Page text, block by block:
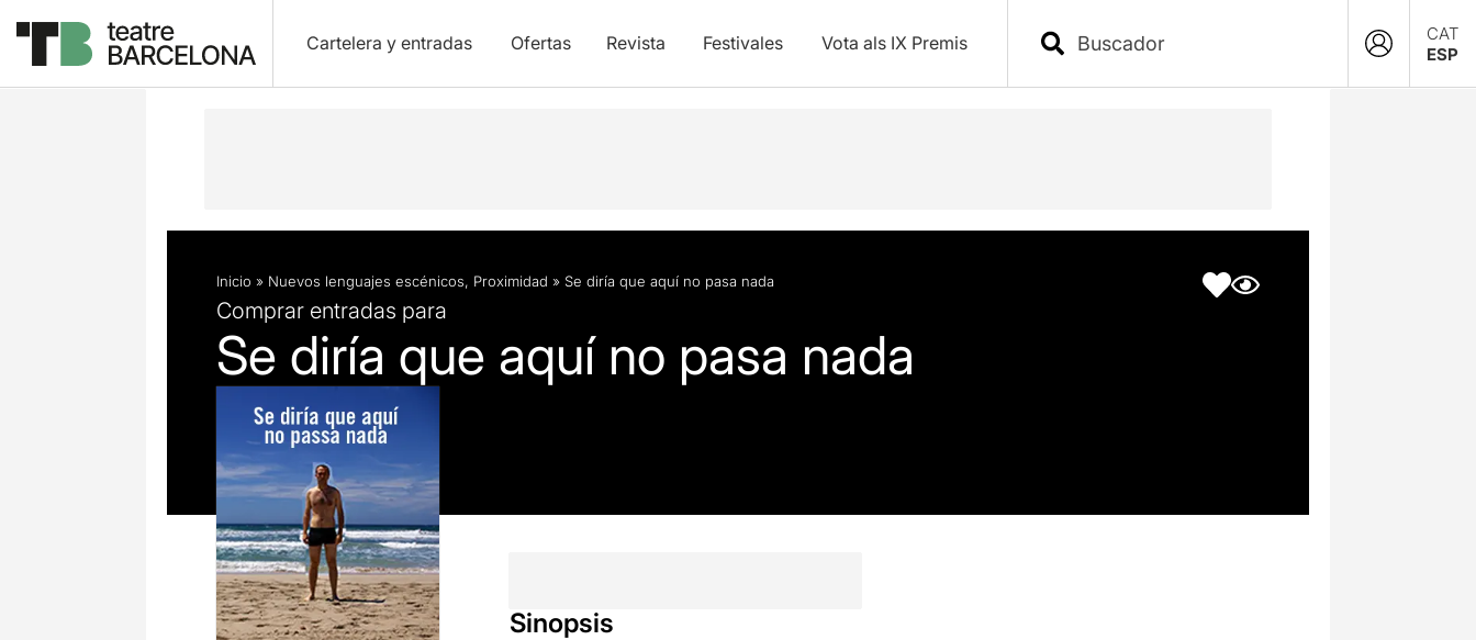
Cartelera y entradas Ofertas Revista Festivales Vota als IX Premis
CAT
ESP
Descripción Ficha artística
Inicio » Nuevos lenguajes escénicos, Proximidad » Se diría que aquí no pasa nada
Comprar entradas para
Se diría que aquí no pasa nada
Sinopsis